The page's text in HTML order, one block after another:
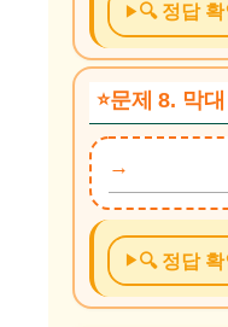
🔍 정답 확
문제 8. 막
🔍 정답 확